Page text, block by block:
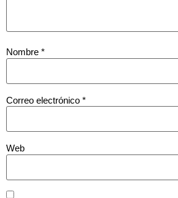
Nombre *
Correo electrónico *
Web